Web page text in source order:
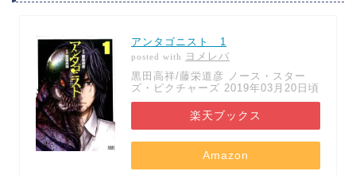
アンタゴニスト 1
posted with
ヨメレバ
黒田高祥/藤栄道彦 ノース・スター
ズ・ピクチャーズ 2019年03月20日頃
楽天ブックス
Amazon